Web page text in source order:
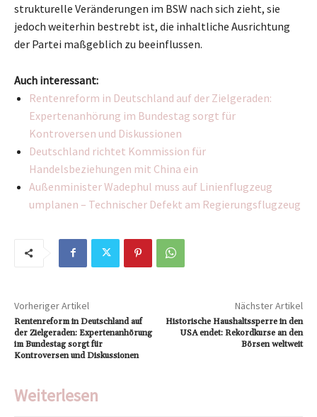
strukturelle Veränderungen im BSW nach sich zieht, sie
jedoch weiterhin bestrebt ist, die inhaltliche Ausrichtung
der Partei maßgeblich zu beeinflussen.
Auch interessant:
Rentenreform in Deutschland auf der Zielgeraden:
Expertenanhörung im Bundestag sorgt für
Kontroversen und Diskussionen
Deutschland richtet Kommission für
Handelsbeziehungen mit China ein
Außenminister Wadephul muss auf Linienflugzeug
umplanen – Technischer Defekt am Regierungsflugzeug
Vorheriger Artikel
Rentenreform in Deutschland auf
der Zielgeraden: Expertenanhörung
im Bundestag sorgt für
Kontroversen und Diskussionen
Nächster Artikel
Historische Haushaltssperre in den
USA endet: Rekordkurse an den
Börsen weltweit
Weiterlesen